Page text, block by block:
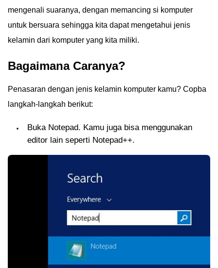
mengenali suaranya, dengan memancing si komputer
untuk bersuara sehingga kita dapat mengetahui jenis
kelamin dari komputer yang kita miliki.
Bagaimana Caranya?
Penasaran dengan jenis kelamin komputer kamu? Copba
langkah-langkah berikut:
Buka Notepad. Kamu juga bisa menggunakan
editor lain seperti Notepad++.